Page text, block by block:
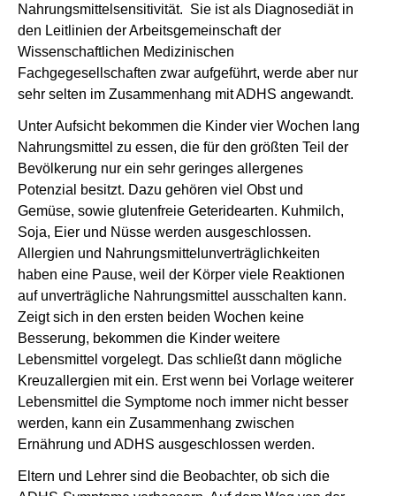
Nahrungsmittelsensitivität. Sie ist als Diagnosediät in
den Leitlinien der Arbeitsgemeinschaft der
Wissenschaftlichen Medizinischen
Fachgegesellschaften zwar aufgeführt, werde aber nur
sehr selten im Zusammenhang mit ADHS angewandt.
Unter Aufsicht bekommen die Kinder vier Wochen lang
Nahrungsmittel zu essen, die für den größten Teil der
Bevölkerung nur ein sehr geringes allergenes
Potenzial besitzt. Dazu gehören viel Obst und
Gemüse, sowie glutenfreie Geteridearten. Kuhmilch,
Soja, Eier und Nüsse werden ausgeschlossen.
Allergien und Nahrungsmittelunverträglichkeiten
haben eine Pause, weil der Körper viele Reaktionen
auf unverträgliche Nahrungsmittel ausschalten kann.
Zeigt sich in den ersten beiden Wochen keine
Besserung, bekommen die Kinder weitere
Lebensmittel vorgelegt. Das schließt dann mögliche
Kreuzallergien mit ein. Erst wenn bei Vorlage weiterer
Lebensmittel die Symptome noch immer nicht besser
werden, kann ein Zusammenhang zwischen
Ernährung und ADHS ausgeschlossen werden.
Eltern und Lehrer sind die Beobachter, ob sich die